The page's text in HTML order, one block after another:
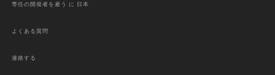
専任の開発者を雇う に 日本
よくある質問
連絡する